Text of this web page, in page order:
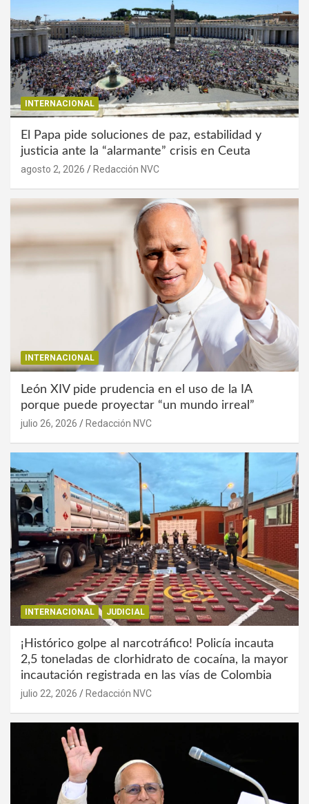
INTERNACIONAL
El Papa pide soluciones de paz, estabilidad y
justicia ante la “alarmante” crisis en Ceuta
agosto 2, 2026 Redacción NVC
INTERNACIONAL
León XIV pide prudencia en el uso de la IA
porque puede proyectar “un mundo irreal”
julio 26, 2026 Redacción NVC
INTERNACIONAL JUDICIAL
¡Histórico golpe al narcotráfico! Policía incauta
2,5 toneladas de clorhidrato de cocaína, la mayor
incautación registrada en las vías de Colombia
julio 22, 2026 Redacción NVC